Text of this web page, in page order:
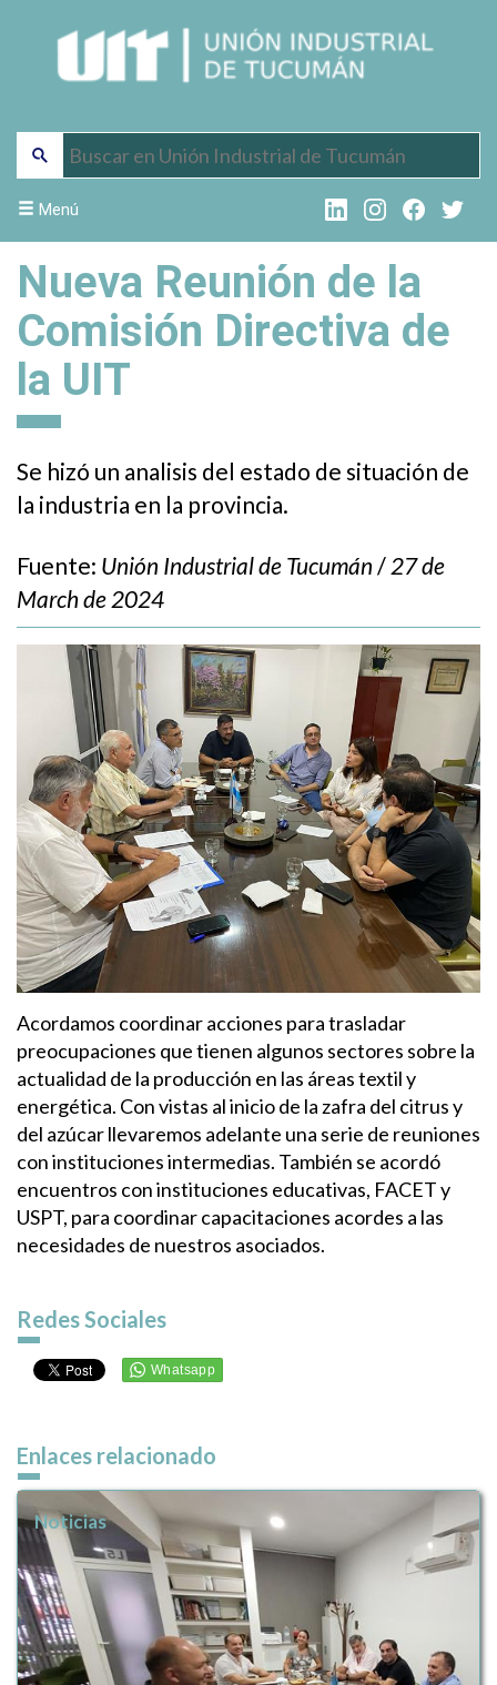
Menú
Nueva Reunión de la
Comisión Directiva de
la UIT
Se hizó un analisis del estado de situación de
la industria en la provincia.
Fuente: Unión Industrial de Tucumán / 27 de
March de 2024
Acordamos coordinar acciones para trasladar
preocupaciones que tienen algunos sectores sobre la
actualidad de la producción en las áreas textil y
energética. Con vistas al inicio de la zafra del citrus y
del azúcar llevaremos adelante una serie de reuniones
con instituciones intermedias. También se acordó
encuentros con instituciones educativas, FACET y
USPT, para coordinar capacitaciones acordes a las
necesidades de nuestros asociados.
Redes Sociales
Enlaces relacionado
Noticias